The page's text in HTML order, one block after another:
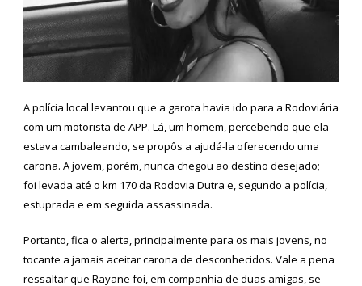
A polícia local levantou que a garota havia ido para a Rodoviária
com um motorista de APP. Lá, um homem, percebendo que ela
estava cambaleando, se propôs a ajudá-la oferecendo uma
carona. A jovem, porém, nunca chegou ao destino desejado;
foi levada até o km 170 da Rodovia Dutra e, segundo a polícia,
estuprada e em seguida assassinada.
Portanto, fica o alerta, principalmente para os mais jovens, no
tocante a jamais aceitar carona de desconhecidos. Vale a pena
ressaltar que Rayane foi, em companhia de duas amigas, se